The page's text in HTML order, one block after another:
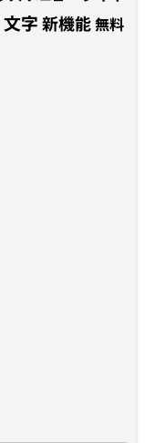
文字新機能無料